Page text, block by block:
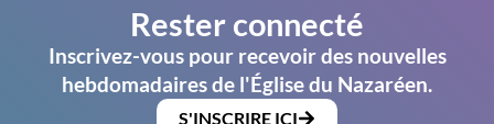
Rester connecté
Inscrivez-vous pour recevoir des nouvelles
hebdomadaires de l'Église du Nazaréen.
S'INSCRIRE ICI